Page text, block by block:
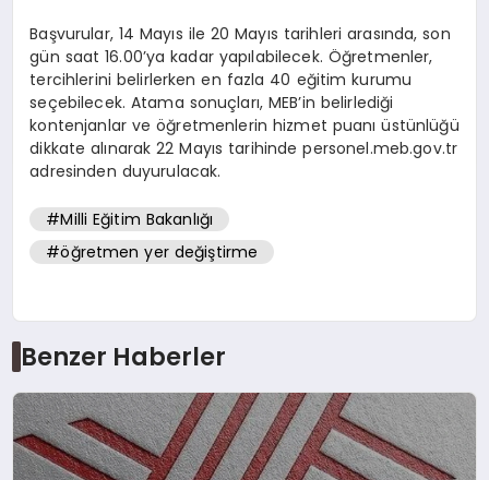
Başvurular, 14 Mayıs ile 20 Mayıs tarihleri arasında, son
gün saat 16.00’ya kadar yapılabilecek. Öğretmenler,
tercihlerini belirlerken en fazla 40 eğitim kurumu
seçebilecek. Atama sonuçları, MEB’in belirlediği
kontenjanlar ve öğretmenlerin hizmet puanı üstünlüğü
dikkate alınarak 22 Mayıs tarihinde personel.meb.gov.tr
adresinden duyurulacak.
#Milli Eğitim Bakanlığı
#öğretmen yer değiştirme
Benzer Haberler